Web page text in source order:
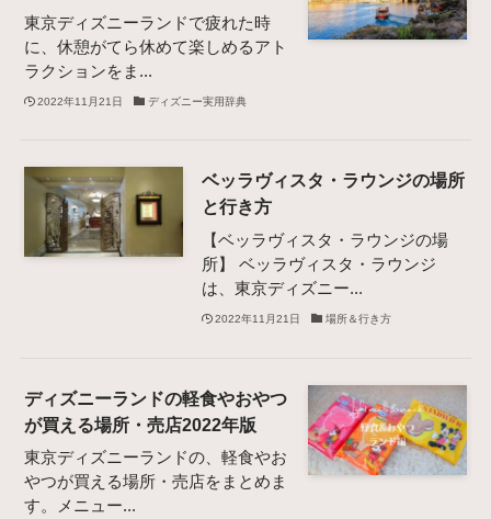
東京ディズニーランドで疲れた時
に、休憩がてら休めて楽しめるアト
ラクションをま...
2022年11月21日 ディズニー実用辞典
ベッラヴィスタ・ラウンジの場所
と行き方
【ベッラヴィスタ・ラウンジの場
所】 ベッラヴィスタ・ラウンジ
は、東京ディズニー...
2022年11月21日 場所＆行き方
ディズニーランドの軽食やおやつ
が買える場所・売店2022年版
東京ディズニーランドの、軽食やお
やつが買える場所・売店をまとめま
す。メニュー...